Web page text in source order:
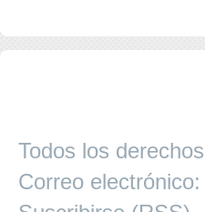
Todos los
Correo electrónico: